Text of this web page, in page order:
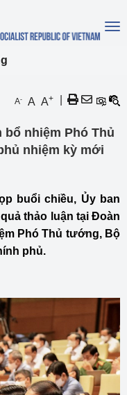
A- A A+
bổ nhiệm Phó Thủ
nhiệm kỳ mới
buổi chiều, Ủy ban
thảo luận tại Đoàn
Phó Thủ tướng, Bộ
phủ.